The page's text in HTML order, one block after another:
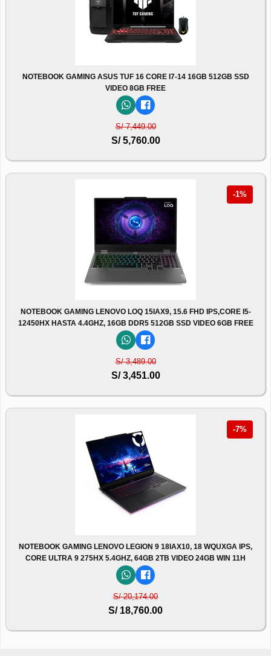
NOTEBOOK GAMING ASUS TUF 16 CORE I7-14 16GB 512GB SSD
VIDEO 8GB FREE
S/ 7,449.00
S/ 5,760.00
-1%
NOTEBOOK GAMING LENOVO LOQ 15IAX9, 15.6 FHD IPS,CORE I5-
12450HX HASTA 4.4GHZ, 16GB DDR5 512GB SSD VIDEO 6GB FREE
S/ 3,489.00
S/ 3,451.00
-7%
NOTEBOOK GAMING LENOVO LEGION 9 18IAX10, 18 WQUXGA IPS,
CORE ULTRA 9 275HX 5.4GHZ, 64GB 2TB VIDEO 24GB WIN 11H
S/ 20,174.00
S/ 18,760.00